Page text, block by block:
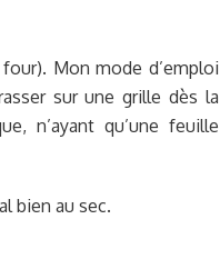
Mon mode d’emploi
sur une grille dès la
n’ayant qu’une feuille
bien au sec.